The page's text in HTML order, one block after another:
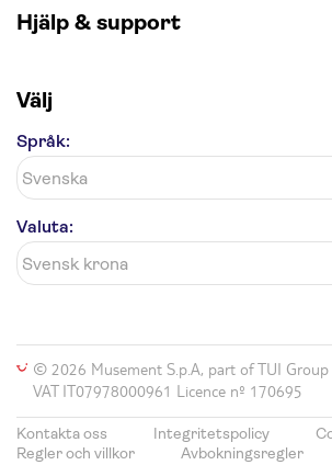
Hjälp & support
Välj
Språk:
Valuta:
© 2026 Musement S.p.A, part of TUI Group
VAT IT07978000961 Licence nº 170695
Kontakta oss Integritetspolicy
Regler och villkor
Avbokningsregler